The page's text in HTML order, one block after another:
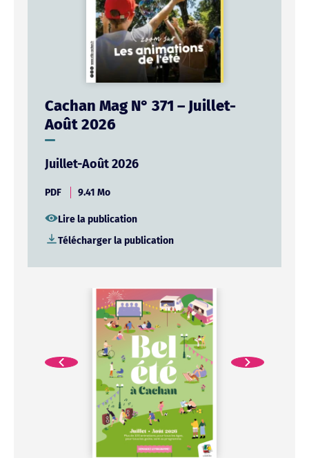
Cachan Mag N° 371 – Juillet-
Août 2026
Juillet-Août 2026
PDF 9.41 Mo
Lire la publication
Télécharger la publication